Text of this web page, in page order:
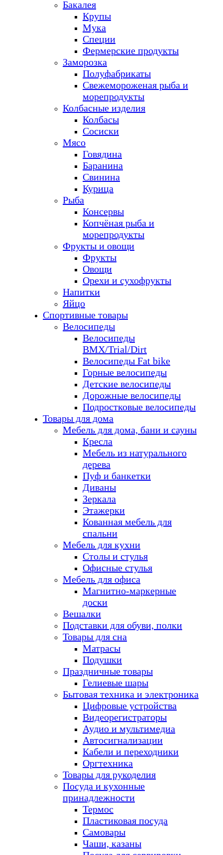
Бакалея
Крупы
Мука
Специи
Фермерские продукты
Заморозка
Полуфабрикаты
Свежемороженая рыба и
морепродукты
Колбасные изделия
Колбасы
Сосиски
Мясо
Говядина
Баранина
Свинина
Курица
Рыба
Консервы
Копчёная рыба и
морепродукты
Фрукты и овощи
Фрукты
Овощи
Орехи и сухофрукты
Напитки
Яйцо
Спортивные товары
Велосипеды
Велосипеды
BMX/Trial/Dirt
Велосипеды Fat bike
Горные велосипеды
Детские велосипеды
Дорожные велосипеды
Подростковые велосипеды
Товары для дома
Мебель для дома, бани и сауны
Кресла
Мебель из натурального
дерева
Пуф и банкетки
Диваны
Зеркала
Этажерки
Кованная мебель для
спальни
Мебель для кухни
Столы и стулья
Офисные стулья
Мебель для офиса
Магнитно-маркерные
доски
Вешалки
Подставки для обуви, полки
Товары для сна
Матрасы
Подушки
Праздничные товары
Гелиевые шары
Бытовая техника и электроника
Цифровые устройства
Видеорегистраторы
Аудио и мультимедиа
Автосигнализации
Кабели и переходники
Оргтехника
Товары для рукоделия
Посуда и кухонные
принадлежности
Термос
Пластиковая посуда
Самовары
Чаши, казаны